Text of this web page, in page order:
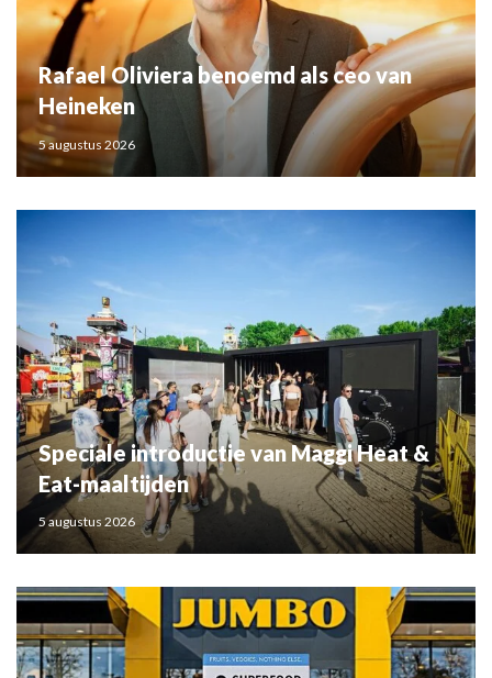
Rafael Oliviera benoemd als ceo van
Heineken
5 augustus 2026
Speciale introductie van Maggi Heat &
Eat-maaltijden
5 augustus 2026